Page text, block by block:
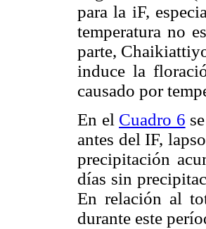
para la iF,
temperatura no
parte,
induce la
causado por
En el Cuadro 6
antes del IF,
precipitación
días sin
En relación al
durante este